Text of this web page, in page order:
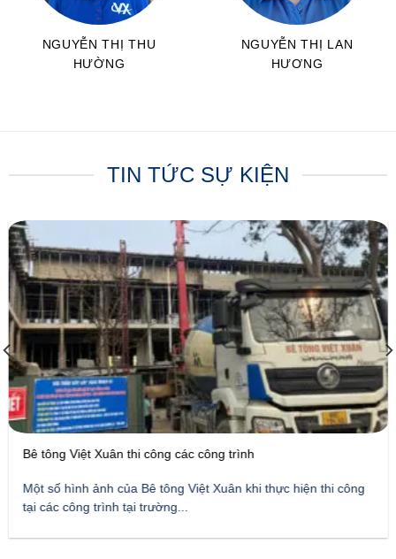
NGUYỄN THỊ THU
HƯỜNG
NGUYỄN THỊ LAN
HƯƠNG
TIN TỨC SỰ KIỆN
Bê tông Việt Xuân thi công các công trình
Một số hình ảnh của Bê tông Việt Xuân khi thực hiện thi công
tại các công trình tại trường...